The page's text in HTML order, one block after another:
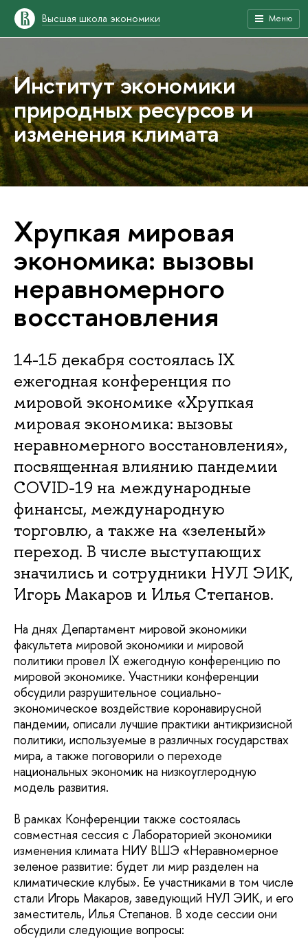
Высшая школа экономики Меню
Институт экономики
природных ресурсов и
изменения климата
Хрупкая мировая
экономика: вызовы
неравномерного
восстановления
14-15 декабря состоялась IX
ежегодная конференция по
мировой экономике «Хрупкая
мировая экономика: вызовы
неравномерного восстановления»,
посвященная влиянию пандемии
COVID-19 на международные
финансы, международную
торговлю, а также на «зеленый»
переход. В числе выступающих
значились и сотрудники НУЛ ЭИК,
Игорь Макаров и Илья Степанов.
На днях Департамент мировой экономики
факультета мировой экономики и мировой
политики провел IX ежегодную конференцию по
мировой экономике. Участники конференции
обсудили разрушительное социально-
экономическое воздействие коронавирусной
пандемии, описали лучшие практики антикризисной
политики, используемые в различных государствах
мира, а также поговорили о переходе
национальных экономик на низкоуглеродную
модель развития.
В рамках Конференции также состоялась
совместная сессия с Лабораторией экономики
изменения климата НИУ ВШЭ «Неравномерное
зеленое развитие: будет ли мир разделен на
климатические клубы». Ее участниками в том числе
стали Игорь Макаров, заведующий НУЛ ЭИК, и его
заместитель, Илья Степанов. В ходе сессии они
обсудили следующие вопросы: